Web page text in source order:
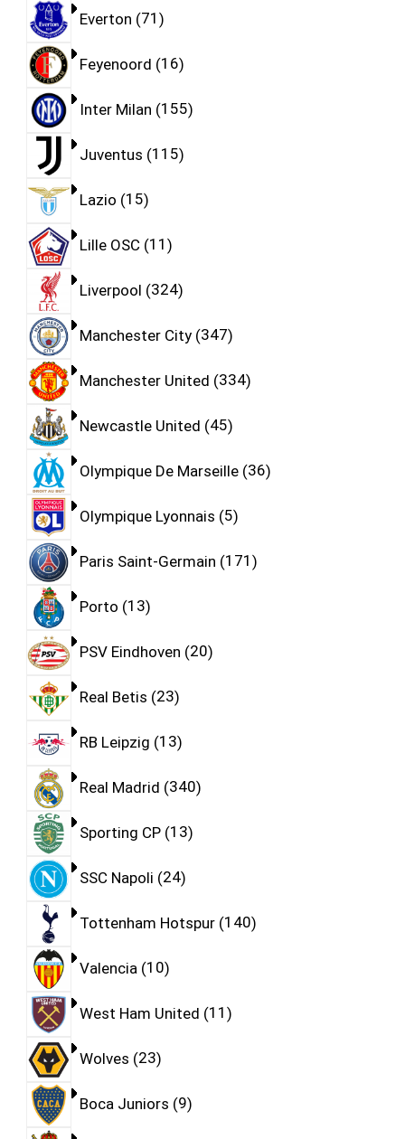
Everton 71
Feyenoord 16
Inter Milan 155
Juventus 115
Lazio 15
Lille OSC 11
Liverpool 324
Manchester City 347
Manchester United 334
Newcastle United 45
Olympique De Marseille 36
Olympique Lyonnais 5
Paris Saint-Germain 171
Porto 13
PSV Eindhoven 20
Real Betis 23
RB Leipzig 13
Real Madrid 340
Sporting CP 13
SSC Napoli 24
Tottenham Hotspur 140
Valencia 10
West Ham United 11
Wolves 23
Boca Juniors 9